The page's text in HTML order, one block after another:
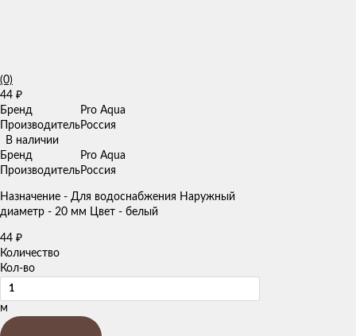
(0)
44 ₽
Бренд
Pro Aqua
ПроизводительРоссия
В наличии
Бренд
Pro Aqua
ПроизводительРоссия
Назначение - Для водоснабжения Наружный
диаметр - 20 мм Цвет - белый
44 ₽
Количество
Кол-во
м